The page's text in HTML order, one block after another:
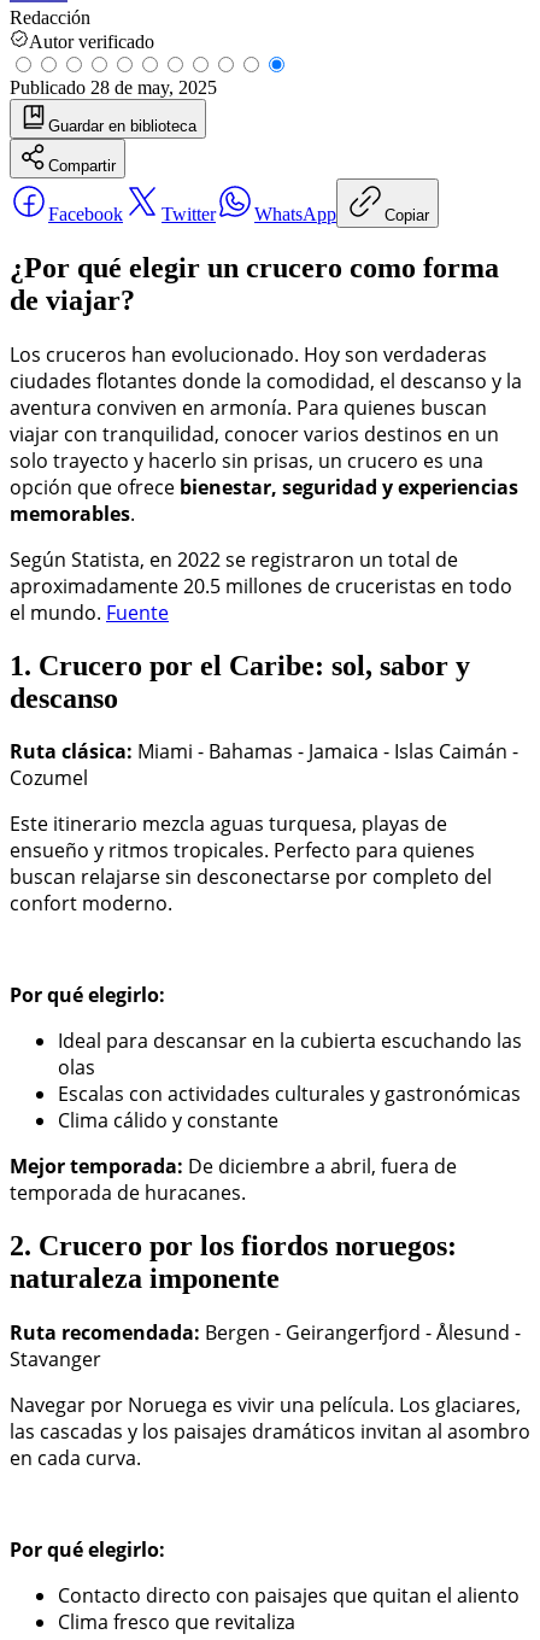
Redacción
Autor verificado
Publicado 28 de may, 2025
Guardar en biblioteca
Compartir
Facebook Twitter WhatsApp Copiar
¿Por qué elegir un crucero como forma
de viajar?
Los cruceros han evolucionado. Hoy son verdaderas
ciudades flotantes donde la comodidad, el descanso y la
aventura conviven en armonía. Para quienes buscan
viajar con tranquilidad, conocer varios destinos en un
solo trayecto y hacerlo sin prisas, un crucero es una
opción que ofrece bienestar, seguridad y experiencias
memorables.
Según Statista, en 2022 se registraron un total de
aproximadamente 20.5 millones de cruceristas en todo
el mundo. Fuente
1. Crucero por el Caribe: sol, sabor y
descanso
Ruta clásica: Miami - Bahamas - Jamaica - Islas Caimán -
Cozumel
Este itinerario mezcla aguas turquesa, playas de
ensueño y ritmos tropicales. Perfecto para quienes
buscan relajarse sin desconectarse por completo del
confort moderno.
Por qué elegirlo:
Ideal para descansar en la cubierta escuchando las
olas
Escalas con actividades culturales y gastronómicas
Clima cálido y constante
Mejor temporada: De diciembre a abril, fuera de
temporada de huracanes.
2. Crucero por los fiordos noruegos:
naturaleza imponente
Ruta recomendada: Bergen - Geirangerfjord - Ålesund -
Stavanger
Navegar por Noruega es vivir una película. Los glaciares,
las cascadas y los paisajes dramáticos invitan al asombro
en cada curva.
Por qué elegirlo:
Contacto directo con paisajes que quitan el aliento
Clima fresco que revitaliza